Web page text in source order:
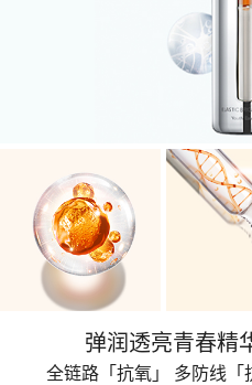
弹润透亮青春精
全链路「抗氧」 多防线「